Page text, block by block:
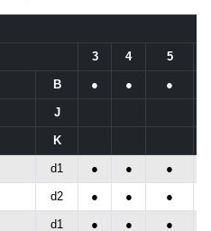
3 4 5
B ● ● ●
J
K
d1 ● ● ●
d2 ● ● ●
d1 ● ● ●